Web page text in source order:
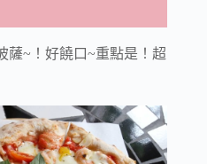
薩~！好饒口~重點是！超